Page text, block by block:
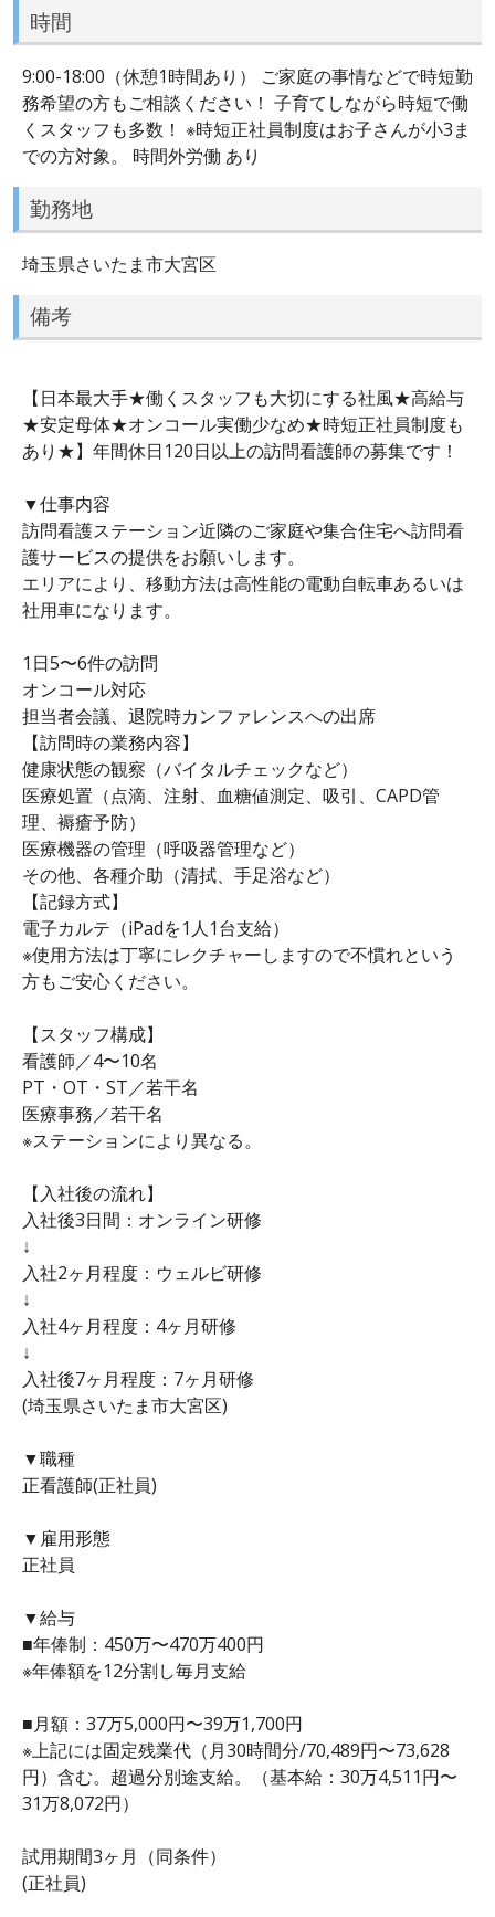
時間
9:00-18:00（休憩1時間あり） ご家庭の事情などで時短勤
務希望の方もご相談ください！ 子育てしながら時短で働
くスタッフも多数！ ※時短正社員制度はお子さんが小3ま
での方対象。 時間外労働 あり
勤務地
埼玉県さいたま市大宮区
備考
【日本最大手★働くスタッフも大切にする社風★高給与
★安定母体★オンコール実働少なめ★時短正社員制度も
あり★】年間休日120日以上の訪問看護師の募集です！
▼仕事内容
訪問看護ステーション近隣のご家庭や集合住宅へ訪問看
護サービスの提供をお願いします。
エリアにより、移動方法は高性能の電動自転車あるいは
社用車になります。
1日5〜6件の訪問
オンコール対応
担当者会議、退院時カンファレンスへの出席
【訪問時の業務内容】
健康状態の観察（バイタルチェックなど）
医療処置（点滴、注射、血糖値測定、吸引、CAPD管
理、褥瘡予防）
医療機器の管理（呼吸器管理など）
その他、各種介助（清拭、手足浴など）
【記録方式】
電子カルテ（iPadを1人1台支給）
※使用方法は丁寧にレクチャーしますので不慣れという
方もご安心ください。
【スタッフ構成】
看護師／4〜10名
PT・OT・ST／若干名
医療事務／若干名
※ステーションにより異なる。
【入社後の流れ】
入社後3日間：オンライン研修
↓
入社2ヶ月程度：ウェルビ研修
↓
入社4ヶ月程度：4ヶ月研修
↓
入社後7ヶ月程度：7ヶ月研修
(埼玉県さいたま市大宮区)
▼職種
正看護師(正社員)
▼雇用形態
正社員
▼給与
■年俸制：450万〜470万400円
※年俸額を12分割し毎月支給
■月額：37万5,000円〜39万1,700円
※上記には固定残業代（月30時間分/70,489円〜73,628
円）含む。超過分別途支給。（基本給：30万4,511円〜
31万8,072円）
試用期間3ヶ月（同条件）
(正社員)